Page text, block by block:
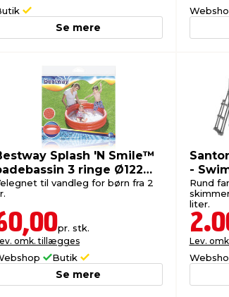
Se mere
Splash 'N Smile™
3 ringe Ø122
til vandleg for børn fra 2
pr. stk.
omk. tillægges
Butik
Se mere
-
Rund
liter.
Lev.